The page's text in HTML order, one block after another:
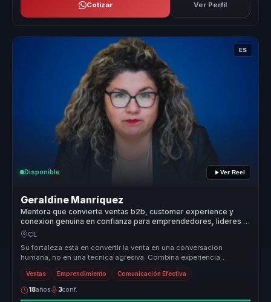
Cotizar Ver Perfil
ES
Disponible Ver Reel
Geraldine Manríquez
Mentora que convierte ventas b2b, customer experience y
conexion genuina en confianza para emprendedores, lideres y
equipos.
CL
Su fortaleza esta en convertir la venta en una conversacion
humana, no en una tecnica agresiva. Combina experiencia
emprendedora, pedagog...
Ventas Emprendimiento Comunicación Efectiva
18años 3conf.